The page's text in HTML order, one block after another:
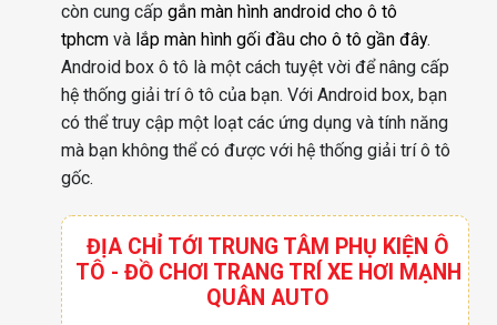
còn cung cấp gắn màn hình android cho ô tô
tphcm và lắp màn hình gối đầu cho ô tô gần đây.
Android box ô tô là một cách tuyệt vời để nâng cấp
hệ thống giải trí ô tô của bạn. Với Android box, bạn
có thể truy cập một loạt các ứng dụng và tính năng
mà bạn không thể có được với hệ thống giải trí ô tô
gốc.
ĐỊA CHỈ TỚI TRUNG TÂM PHỤ KIỆN Ô
TÔ - ĐỒ CHƠI TRANG TRÍ XE HƠI MẠNH
QUÂN AUTO